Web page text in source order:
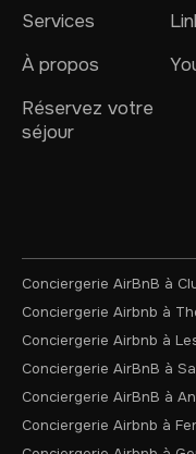
Services
À propos
Réservez votre
séjour
Conciergerie AirBnB à
Conciergerie Airbnb à
Conciergerie Airbnb à
Conciergerie AirBnB à
Conciergerie AirBnB à
Conciergerie Airbnb à